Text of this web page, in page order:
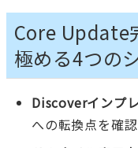
Core Update
極める4つの
Discoverインプ
への転換点を確認